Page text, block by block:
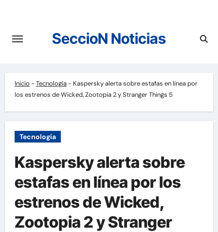
contenido
SeccioN Noticias
Inicio - Tecnología- Kaspersky alerta sobre estafas en línea por
los estrenos de Wicked, Zootopia 2 y Stranger Things 5
Tecnología
Kaspersky alerta sobre
estafas en línea por los
estrenos de Wicked,
Zootopia 2 y Stranger